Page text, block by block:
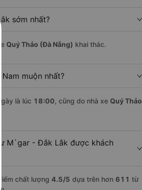
sớm nhất?
Quý Thảo (Đà Nẵng) khai thác.
muộn nhất?
là lúc 18:00, cũng do nhà xe Quý Thảo
M`gar - Đắk Lắk được khách
chất lượng 4.5/5 dựa trên hơn 611 từ